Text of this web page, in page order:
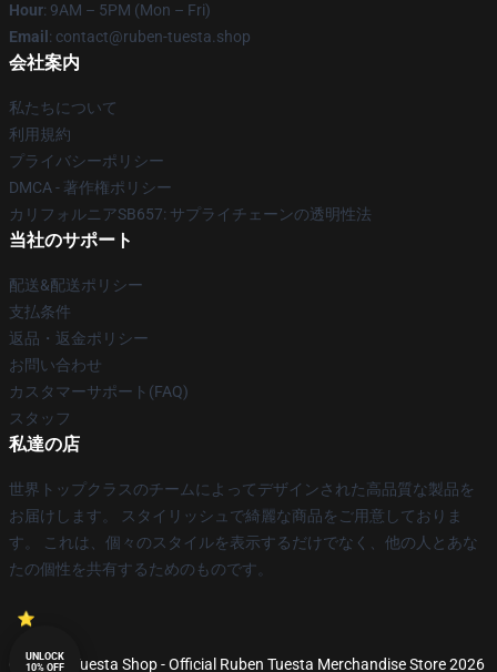
Hour: 9AM – 5PM (Mon – Fri)
Email : contact@ruben-tuesta.shop
会社案内
私たちについて
利用規約
プライバシーポリシー
DMCA - 著作権ポリシー
カリフォルニアSB657: サプライチェーンの透明性法
当社のサポート
配送&配送ポリシー
支払条件
返品・返金ポリシー
お問い合わせ
カスタマーサポート(FAQ)
スタッフ
私達の店
世界トップクラスのチームによってデザインされた高品質な製品を
お届けします。 スタイリッシュで綺麗な商品をご用意しておりま
す。 これは、個々のスタイルを表示するだけでなく、他の人とあな
たの個性を共有するためのものです。
© Ruben Tuesta Shop - Official Ruben Tuesta Merchandise Store 2026
UNLOCK
10% OFF